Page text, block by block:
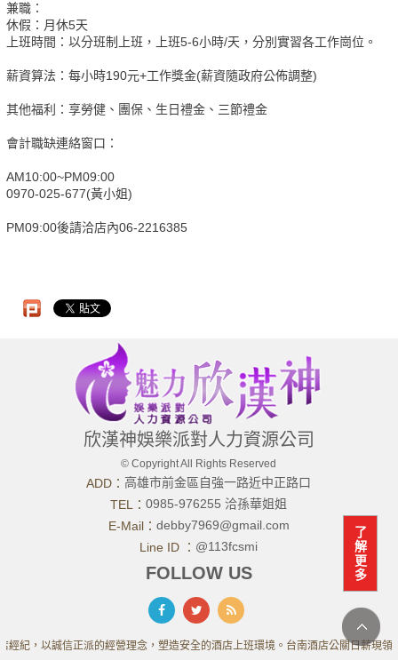
兼職：
休假：月休5天
上班時間：以分班制上班，上班5-6小時/天，分別實習各工作崗位。
薪資算法：每小時190元+工作獎金(薪資隨政府公佈調整)
其他福利：享勞健、團保、生日禮金、三節禮金
會計職缺連絡窗口：
AM10:00~PM09:00
0970-025-677(黃小姐)
PM09:00後請洽店內06-2216385
了
解
更
多
欣漢神娛樂派對人力資源公司
© Copyright All Rights Reserved
ADD： 高雄市前金區自強一路近中正路口
TEL：0985-976255 洽孫華姐姐
E-Mail： debby7969@gmail.com
Line ID ： @113fcsmi
FOLLOW US
經紀，以誠信正派的經營理念，塑造安全的酒店上班環境。台南酒店公關日薪現